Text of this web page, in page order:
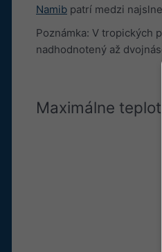
Namib patrí medzi
Poznámka: V tropických
nadhodnotený až
Maximálne teploty